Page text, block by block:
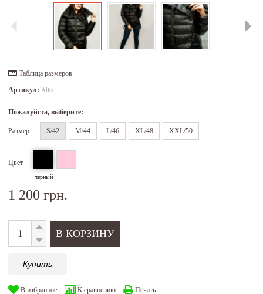
Таблица размеров
Артикул:Alita
Пожалуйста, выберите:
Размер S/42 M/44 L/46 XL/48 XXL/50
Цвет
черный
1 200 грн.
Купить
В избранное К сравнению Печать